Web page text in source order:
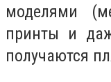
моделями
принты и
получаются